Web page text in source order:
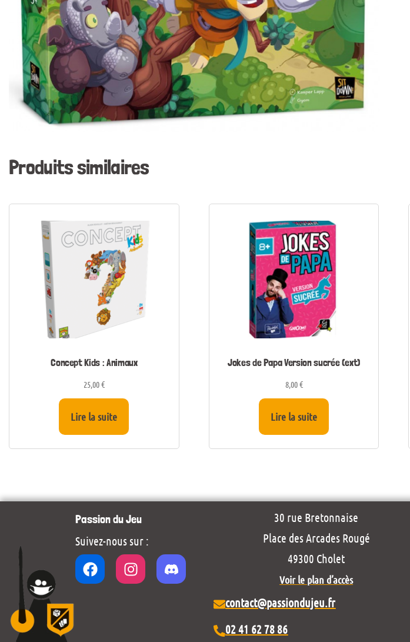
Produits similaires
Concept Kids : Animaux
25,00€
Lire la suite
Jokes de Papa Version sucrée (ext)
8,00€
Lire la suite
Passion du Jeu
Suivez-nous sur :
30 rue Bretonnaise
Place des Arcades Rougé
49300 Cholet
Voir le plan d’accès
contact@passiondujeu.fr
02 41 62 78 86